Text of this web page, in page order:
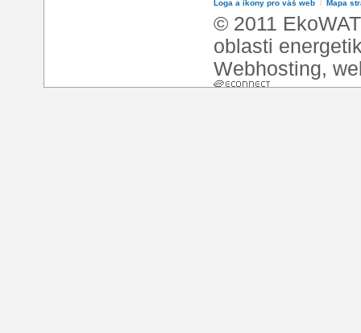
Loga a ikony pro váš web Mapa
© 2011
oblasti
Webhosting,